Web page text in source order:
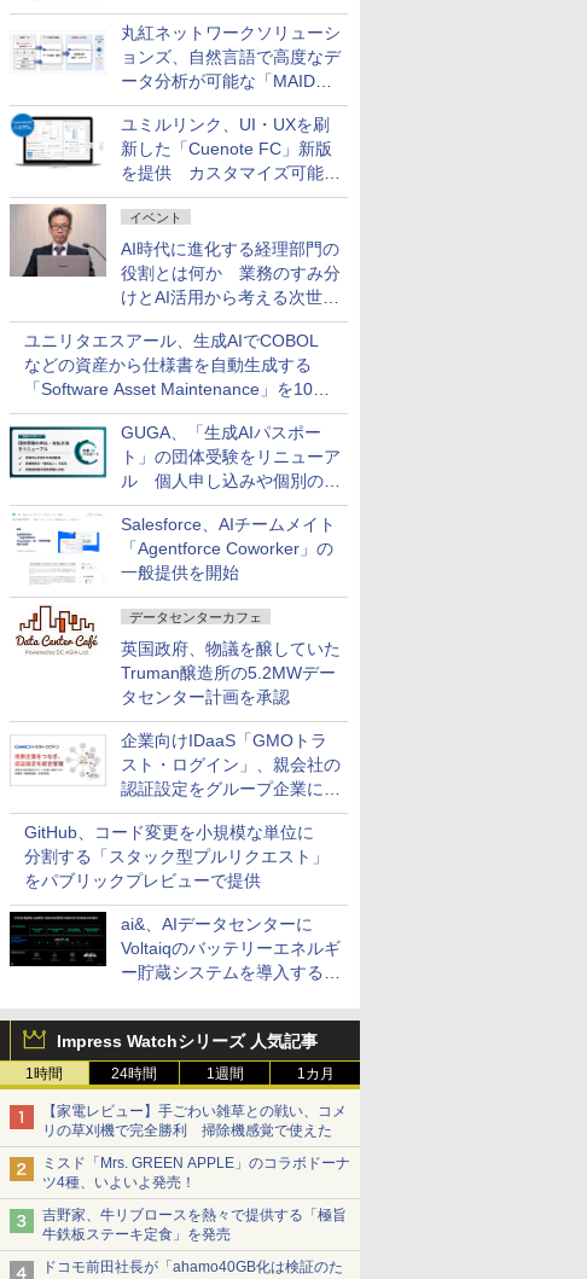
ム契約ツリー」を追加
丸紅ネットワークソリューシ
ョンズ、自然言語で高度なデ
ータ分析が可能な「MAIDOA
AI ASSIST」を9月より提供
ユミルリンク、UI・UXを刷
新した「Cuenote FC」新版
を提供 カスタマイズ可能な
ダッシュボード画面を搭載
イベント
AI時代に進化する経理部門の
役割とは何か 業務のすみ分
けとAI活用から考える次世代
ファイナンス戦略
ユニリタエスアール、生成AIでCOBOL
などの資産から仕様書を自動生成する
「Software Asset Maintenance」を10月
に発売
GUGA、「生成AIパスポー
ト」の団体受験をリニューア
ル 個人申し込みや個別の支
払いなどに対応
Salesforce、AIチームメイト
「Agentforce Coworker」の
一般提供を開始
データセンターカフェ
英国政府、物議を醸していた
Truman醸造所の5.2MWデー
タセンター計画を承認
企業向けIDaaS「GMOトラ
スト・ログイン」、親会社の
認証設定をグループ企業に展
開できる新機能を提供
GitHub、コード変更を小規模な単位に
分割する「スタック型プルリクエスト」
をパブリックプレビューで提供
ai&、AIデータセンターに
Voltaiqのバッテリーエネルギ
ー貯蔵システムを導入する計
Impress Watchシリーズ 人気記事
1時間 24時間 1週間 1カ月
【家電レビュー】手ごわい雑草との戦い、コメ
リの草刈機で完全勝利 掃除機感覚で使えた
ミスド「Mrs. GREEN APPLE」のコラボドーナ
ツ4種、いよいよ発売！
吉野家、牛リブロースを熱々で提供する「極旨
牛鉄板ステーキ定食」を発売
ドコモ前田社長が「ahamo40GB化は検証のた